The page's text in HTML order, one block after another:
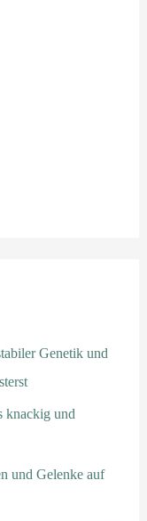
Genetik und
knackig und
und Gelenke auf